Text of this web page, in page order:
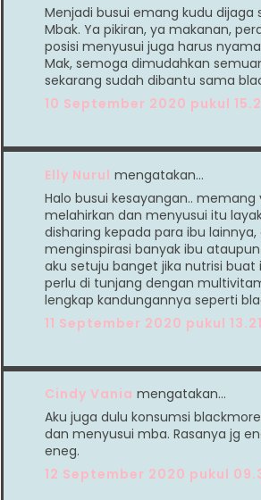
Menjadi busui emang kudu dijaga
Mbak. Ya pikiran, ya makanan,
posisi menyusui juga harus
Mak, semoga dimudahkan
sekarang sudah dibantu sama
10 September 2020 pukul
Elly Nurul mengatakan…
Halo busui kesayangan..
melahirkan dan menyusui itu
disharing kepada para ibu lainnya,
menginspirasi banyak ibu
aku setuju banget jika nutrisi buat
perlu di tunjang dengan
lengkap kandungannya seperti
11 September 2020 pukul 13.21
Cindy Vania mengatakan…
Aku juga dulu konsumsi
dan menyusui mba. Rasanya jg
eneg.
12 September 2020 pukul